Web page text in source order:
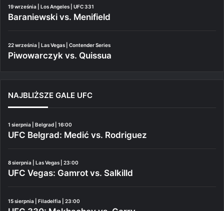
19 września | Los Angeles | UFC 331
Baraniewski vs. Menifield
22 września | Las Vegas | Contender Series
Piwowarczyk vs. Quissua
NAJBLIŻSZE GALE UFC
1 sierpnia | Belgrad | 16:00
UFC Belgrad: Medić vs. Rodriguez
8 sierpnia | Las Vegas | 23:00
UFC Vegas: Gamrot vs. Salkilld
15 sierpnia | Filadelfia | 23:00